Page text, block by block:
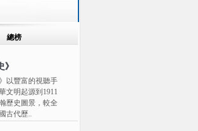
總榜
》
以豐富的視聽手
文明起源到1911
歷史圖景，較全
古代歷..